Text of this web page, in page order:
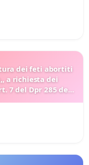
dei feti abortiti
a richiesta dei
7 del Dpr 285 del